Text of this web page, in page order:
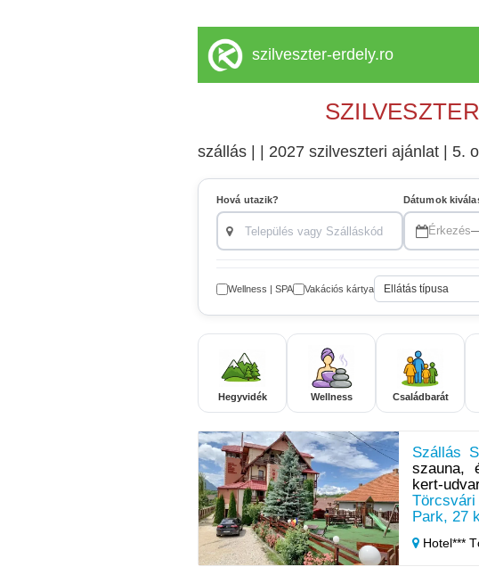
szilveszter-erdely.ro
szállás | | 2027 szilveszteri ajánlat | 5.
Hová utazik? Dátumok
Érkezés
Wellness | SPA Vakációs kártya Ellátás típusa
Hegyvidék Wellness Családbarát
Szállás
szauna,
kert-
Park, 27
Hotel***